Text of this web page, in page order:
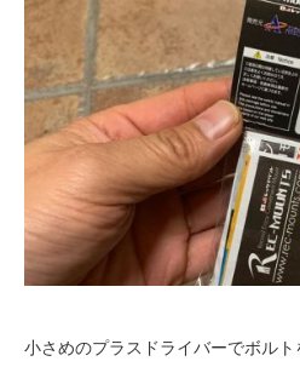
小さめのプラスドライバーでボル